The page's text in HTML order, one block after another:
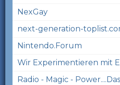
NexGay
next-generation-
Nintendo.Forum
Wir Experimentieren mit
Radio - Magic -